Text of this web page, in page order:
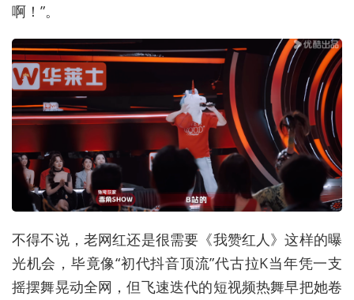
啊！”。
不得不说，老网红还是很需要《我赞红人》这样的曝
光机会，毕竟像“初代抖音顶流”代古拉K当年凭一支
摇摆舞晃动全网，但飞速迭代的短视频热舞早把她卷